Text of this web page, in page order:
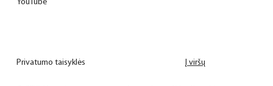
YouTube
Privatumo taisyklės Į viršų